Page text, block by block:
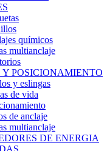
químicos
multianclaje
POSICIONAMIENTO
y eslingas
de vida
de anclaje
multianclaje
DE ENERGIA